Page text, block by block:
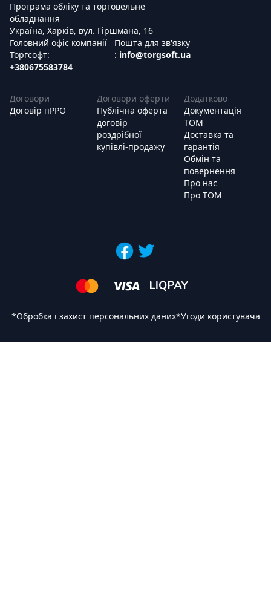
Програма обліку та торговельне
обладнання
Україна, Харків, вул. Гіршмана, 16
Головний офіс компанії
Торгсофт:
+380675583784
Пошта для зв'язку
: info@torgsoft.ua
Договори
Договір пРРО
Договори оферти
Публічна оферта
договір
роздрібної
купівлі-продажу
Додатково
Документація
ТОМ
Доставка та
гарантія
Обмін та
повернення
Про нас
Про ТОМ
*Обробка і захист персональних даних*Угоди користувача